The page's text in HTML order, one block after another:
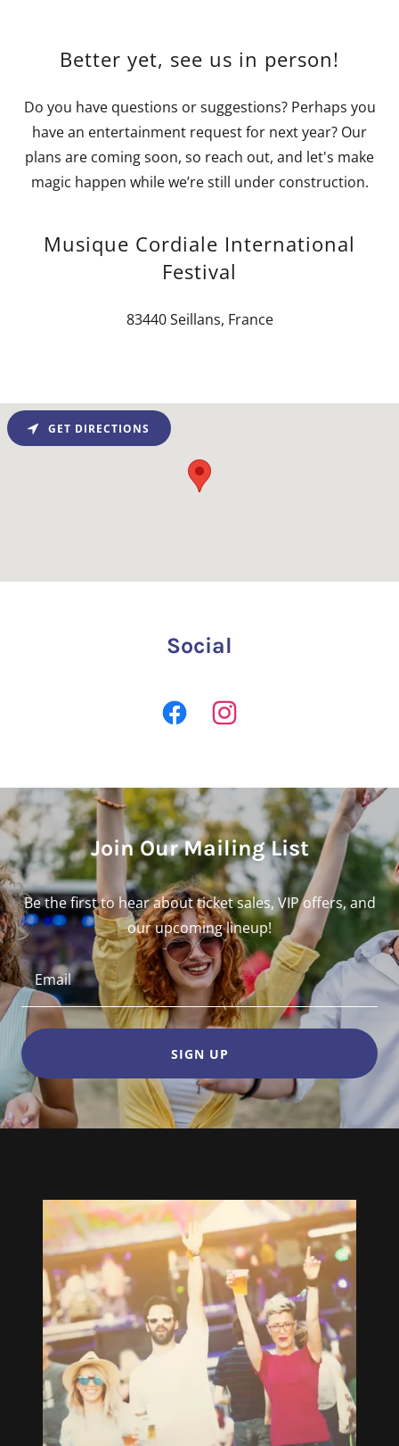
Better yet, see us in person!
Do you have questions or suggestions? Perhaps you
have an entertainment request for next year? Our
plans are coming soon, so reach out, and let's make
magic happen while we’re still under construction.
Musique Cordiale International
Festival
83440 Seillans, France
GET DIRECTIONS
Social
Join Our Mailing List
Be the first to hear about ticket sales, VIP offers, and
our upcoming lineup!
Email
SIGN UP